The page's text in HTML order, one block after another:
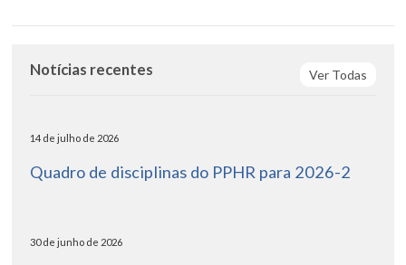
Ver Todas
Notícias recentes
14 de julho de 2026
Quadro de disciplinas do PPHR para 2026-2
30 de junho de 2026